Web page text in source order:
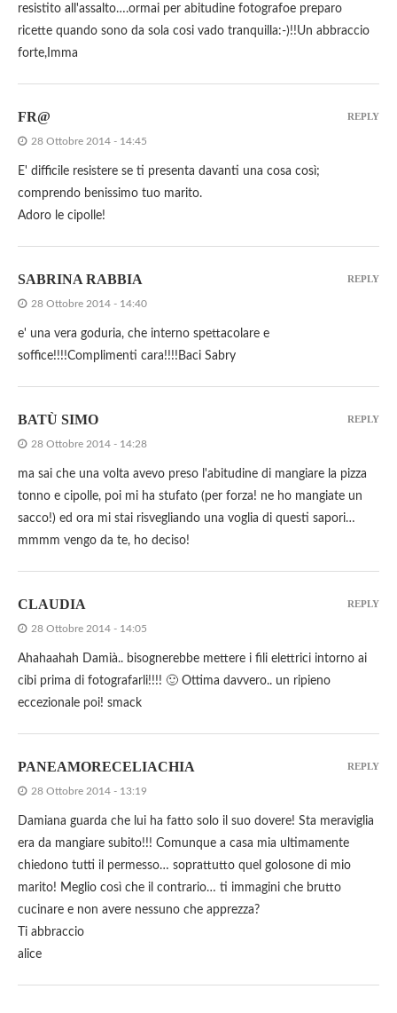
resistito all'assalto….ormai per abitudine fotografoe preparo
ricette quando sono da sola cosi vado tranquilla:-)!!Un abbraccio
forte,Imma
FR@
28 Ottobre 2014 - 14:45
E' difficile resistere se ti presenta davanti una cosa così;
comprendo benissimo tuo marito.
Adoro le cipolle!
REPLY
SABRINA RABBIA
28 Ottobre 2014 - 14:40
e' una vera goduria, che interno spettacolare e
soffice!!!!Complimenti cara!!!!Baci Sabry
REPLY
BATÙ SIMO
28 Ottobre 2014 - 14:28
ma sai che una volta avevo preso l'abitudine di mangiare la pizza
tonno e cipolle, poi mi ha stufato (per forza! ne ho mangiate un
sacco!) ed ora mi stai risvegliando una voglia di questi sapori…
mmmm vengo da te, ho deciso!
REPLY
CLAUDIA
28 Ottobre 2014 - 14:05
Ahahaahah Damià.. bisognerebbe mettere i fili elettrici intorno ai
cibi prima di fotografarli!!!! 🙂 Ottima davvero.. un ripieno
eccezionale poi! smack
REPLY
PANEAMORECELIACHIA
28 Ottobre 2014 - 13:19
Damiana guarda che lui ha fatto solo il suo dovere! Sta meraviglia
era da mangiare subito!!! Comunque a casa mia ultimamente
chiedono tutti il permesso… soprattutto quel golosone di mio
marito! Meglio così che il contrario… ti immagini che brutto
cucinare e non avere nessuno che apprezza?
Ti abbraccio
alice
REPLY